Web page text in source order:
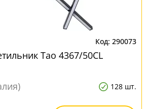
290073
Tao 4367/50CL
128 шт.